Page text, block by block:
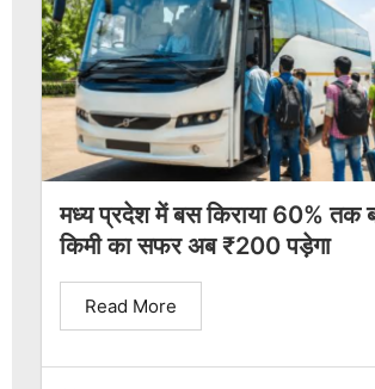
मध्य प्रदेश में बस किराया 60% तक
किमी का सफर अब ₹200 पड़ेगा
Read More